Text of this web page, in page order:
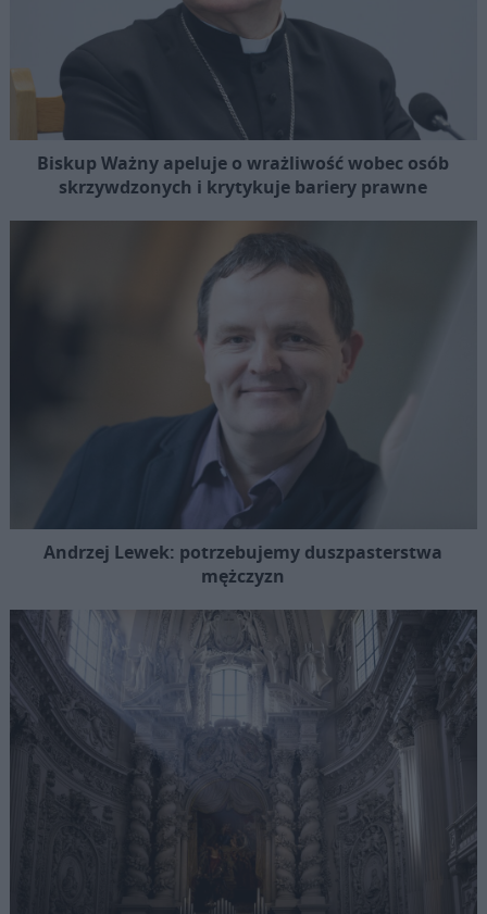
Biskup Ważny apeluje o wrażliwość wobec osób
skrzywdzonych i krytykuje bariery prawne
Andrzej Lewek: potrzebujemy duszpasterstwa
mężczyzn